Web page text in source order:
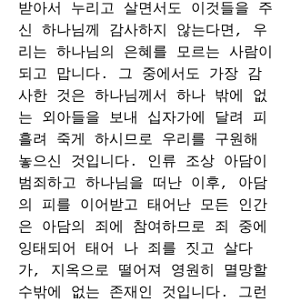
받아서 누리고 살면서도 이것들을 주
신 하나님께 감사하지 않는다면, 우
리는 하나님의 은혜를 모르는 사람이
되고 맙니다. 그 중에서도 가장 감
사한 것은 하나님께서 하나 밖에 없
는 외아들을 보내 십자가에 달려 피
흘려 죽게 하시므로 우리를 구원해
놓으신 것입니다. 인류 조상 아담이
범죄하고 하나님을 떠난 이후, 아담
의 피를 이어받고 태어난 모든 인간
은 아담의 죄에 참여하므로 죄 중에
잉태되어 태어 나 죄를 짓고 살다
가, 지옥으로 떨어져 영원히 멸망할
수밖에 없는 존재인 것입니다. 그런